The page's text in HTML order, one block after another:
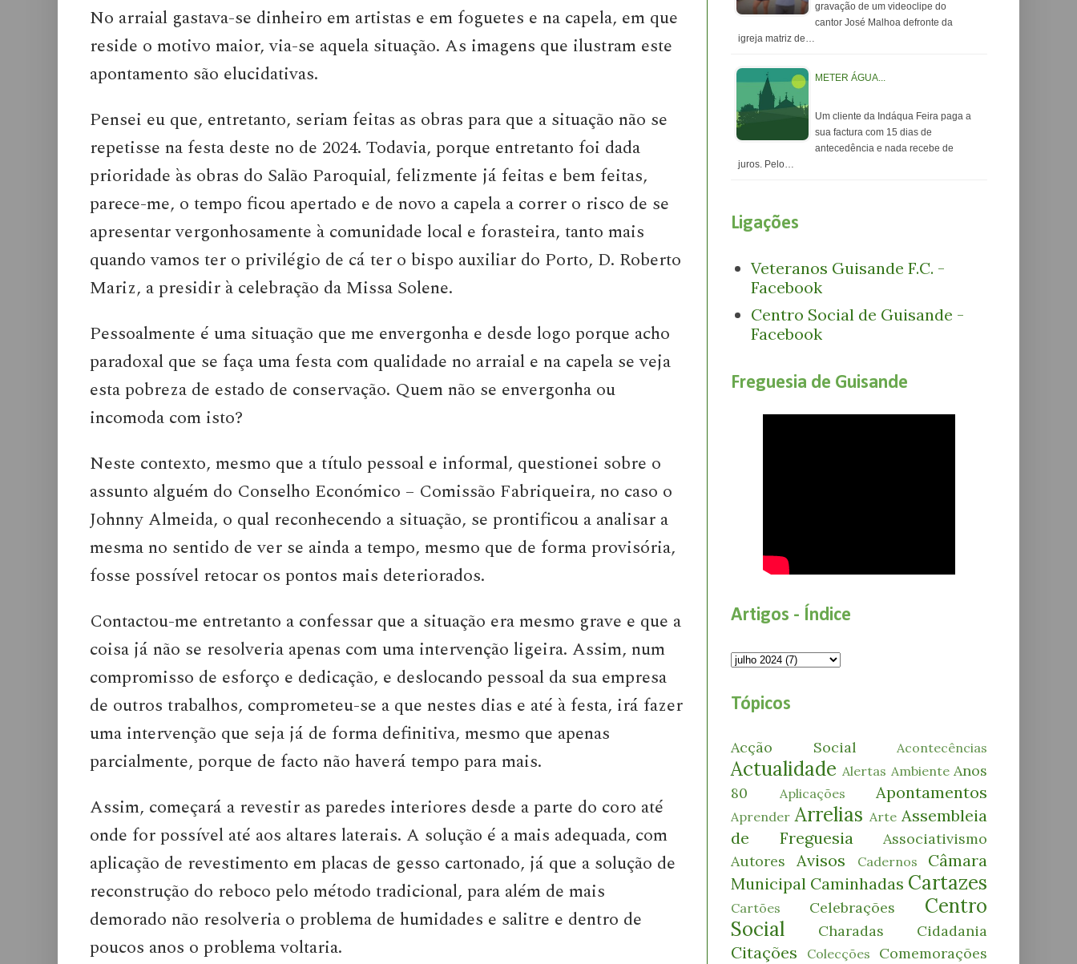
No arraial gastava-se dinheiro em artistas e em foguetes e na capela, em que
reside o motivo maior, via-se aquela situação. As imagens que ilustram este
apontamento são elucidativas.
Pensei eu que, entretanto, seriam feitas as obras para que a situação não se
repetisse na festa deste no de 2024. Todavia, porque entretanto foi dada
prioridade às obras do Salão Paroquial, felizmente já feitas e bem feitas,
parece-me, o tempo ficou apertado e de novo a capela a correr o risco de se
apresentar vergonhosamente à comunidade local e forasteira, tanto mais
quando vamos ter o privilégio de cá ter o bispo auxiliar do Porto, D. Roberto
Mariz, a presidir à celebração da Missa Solene.
Pessoalmente é uma situação que me envergonha e desde logo porque acho
paradoxal que se faça uma festa com qualidade no arraial e na capela se veja
esta pobreza de estado de conservação. Quem não se envergonha ou
incomoda com isto?
Neste contexto, mesmo que a título pessoal e informal, questionei sobre o
assunto alguém do Conselho Económico – Comissão Fabriqueira, no caso o
Johnny Almeida, o qual reconhecendo a situação, se prontificou a analisar a
mesma no sentido de ver se ainda a tempo, mesmo que de forma provisória,
fosse possível retocar os pontos mais deteriorados.
Contactou-me entretanto a confessar que a situação era mesmo grave e que a
coisa já não se resolveria apenas com uma intervenção ligeira. Assim, num
compromisso de esforço e dedicação, e deslocando pessoal da sua empresa
de outros trabalhos, comprometeu-se a que nestes dias e até à festa, irá fazer
uma intervenção que seja já de forma definitiva, mesmo que apenas
parcialmente, porque de facto não haverá tempo para mais.
Assim, começará a revestir as paredes interiores desde a parte do coro até
onde for possível até aos altares laterais. A solução é a mais adequada, com
aplicação de revestimento em placas de gesso cartonado, já que a solução de
reconstrução do reboco pelo método tradicional, para além de mais
demorado não resolveria o problema de humidades e salitre e dentro de
poucos anos o problema voltaria.
gravação de um videoclipe do
cantor José Malhoa defronte da
igreja matriz de…
METER ÁGUA...
Um cliente da Indáqua Feira paga a
sua factura com 15 dias de
antecedência e nada recebe de
juros. Pelo…
Ligações
Veteranos Guisande F.C. -
Facebook
Centro Social de Guisande -
Facebook
Freguesia de Guisande
Artigos - Índice
Tópicos
Acção Social Acontecências
Actualidade Alertas Ambiente Anos
80
Aplicações Apontamentos
Aprender Arrelias Arte Assembleia
de Freguesia
Associativismo
Autores
Avisos Cadernos
Câmara
Municipal Caminhadas Cartazes
Cartões Celebrações
Centro
Social
Charadas Cidadania
Citações Colecções Comemorações